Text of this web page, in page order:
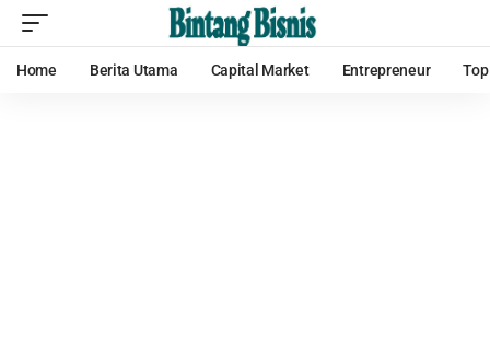
Home Berita Utama Capital Market Entrepreneur